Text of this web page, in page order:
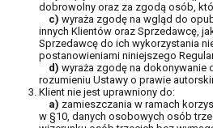
dobrowolny oraz za zgodą osób,
c) wyraża zgodę na wgląd do
innych Klientów oraz Sprzedawcę,
Sprzedawcę do ich wykorzystania
postanowieniami niniejszego
d) wyraża zgodę na dokonywanie
rozumieniu Ustawy o prawie
Klient nie jest uprawniony do:
a) zamieszczania w ramach
w §10, danych osobowych osób